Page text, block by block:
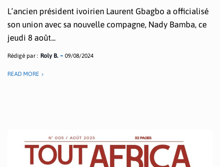
L’ancien président ivoirien Laurent Gbagbo a officialisé
son union avec sa nouvelle compagne, Nady Bamba, ce
jeudi 8 août...
Rédigé par : Roly B. 09/08/2024
READ MORE